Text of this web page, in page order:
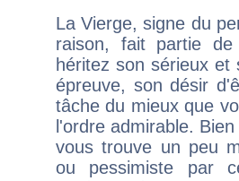
La Vierge, signe du
raison, fait partie
héritez son sérieux
épreuve, son désir
tâche du mieux que
l'ordre admirable.
vous trouve un peu
ou pessimiste par